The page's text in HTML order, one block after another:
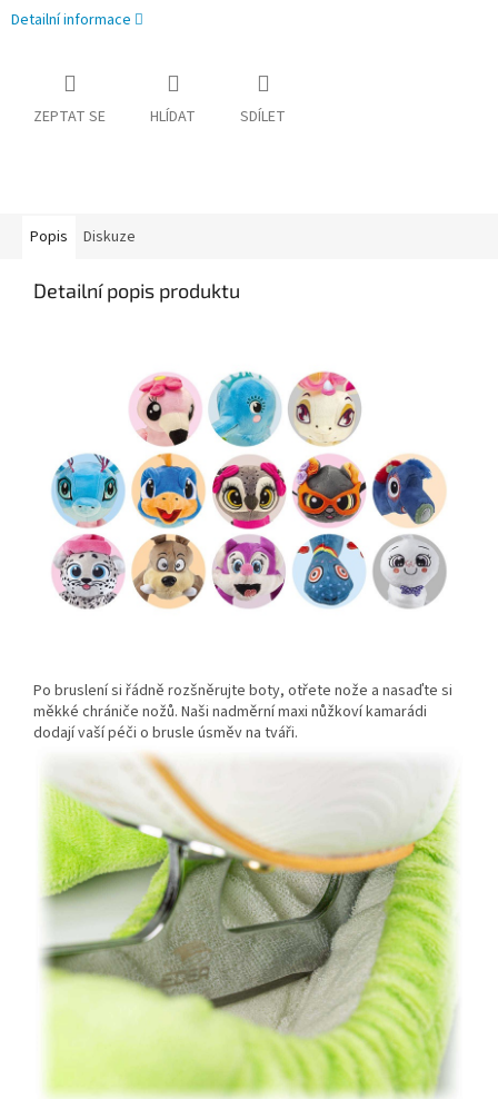
Detailní informace
ZEPTAT SE HLÍDAT SDÍLET
Popis Diskuze
Detailní popis produktu
Po bruslení si řádně rozšněrujte boty, otřete nože a nasaďte si
měkké chrániče nožů. Naši nadměrní maxi nůžkoví kamarádi
dodají vaší péči o brusle úsměv na tváři.